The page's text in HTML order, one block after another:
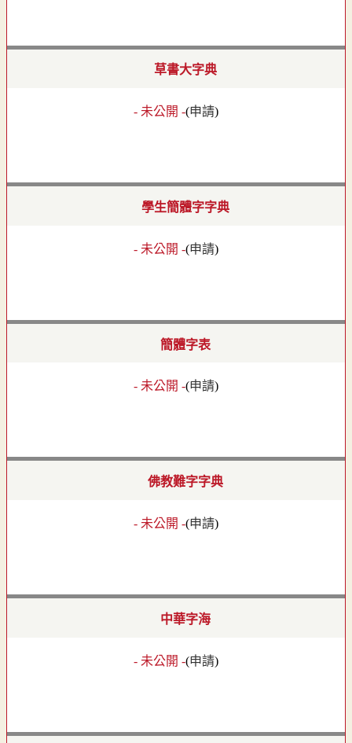
草書大字典
- 未公開 -(申請)
學生簡體字字典
- 未公開 -(申請)
簡體字表
- 未公開 -(申請)
佛教難字字典
- 未公開 -(申請)
中華字海
- 未公開 -(申請)